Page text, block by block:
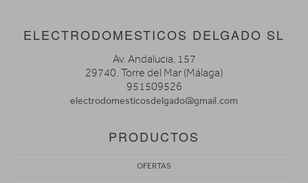
ELECTRODOMESTICOS DELGADO SL
Av. Andalucia, 157
29740. Torre del Mar (Málaga)
951509526
electrodomesticosdelgado@gmail.com
PRODUCTOS
OFERTAS